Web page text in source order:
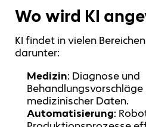
Wo wird KI
KI findet in vielen
darunter:
Medizin: Diagnose und
medizinischer Daten.
Automatisierung: